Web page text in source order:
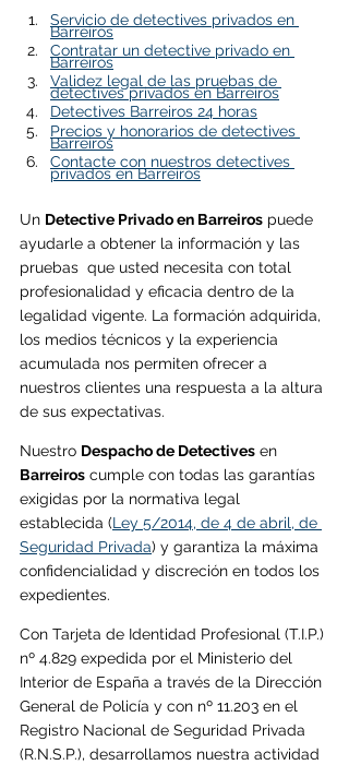
Servicio de detectives privados en
Barreiros
Contratar un detective privado en
Barreiros
Validez legal de las pruebas de
detectives privados en Barreiros
Detectives Barreiros 24 horas
Precios y honorarios de detectives
Barreiros
Contacte con nuestros detectives
privados en Barreiros
Un Detective Privado en Barreiros puede
ayudarle a obtener la información y las
pruebas  que usted necesita con total
profesionalidad y eficacia dentro de la
legalidad vigente. La formación adquirida,
los medios técnicos y la experiencia
acumulada nos permiten ofrecer a
nuestros clientes una respuesta a la altura
de sus expectativas.
Nuestro Despacho de Detectives en
Barreiros cumple con todas las garantías
exigidas por la normativa legal
establecida (Ley 5/2014, de 4 de abril, de
Seguridad Privada) y garantiza la máxima
confidencialidad y discreción en todos los
expedientes.
Con Tarjeta de Identidad Profesional (T.I.P.)
nº 4.829 expedida por el Ministerio del
Interior de España a través de la Dirección
General de Policía y con nº 11.203 en el
Registro Nacional de Seguridad Privada
(R.N.S.P.), desarrollamos nuestra actividad